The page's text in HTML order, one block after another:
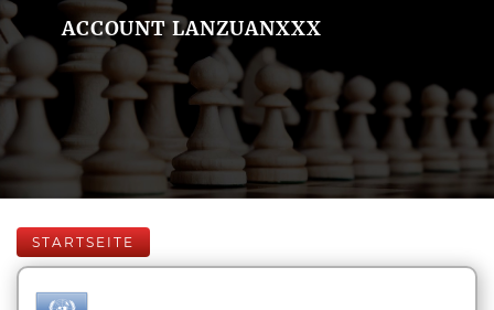
ACCOUNT LANZUANXXX
STARTSEITE